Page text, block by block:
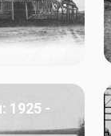
1925 -